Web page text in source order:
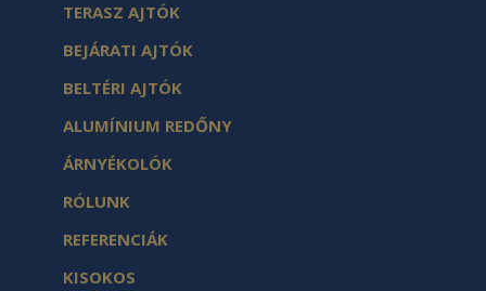
TERASZ AJTÓK
BEJÁRATI AJTÓK
BELTÉRI AJTÓK
ALUMÍNIUM REDŐNY
ÁRNYÉKOLÓK
RÓLUNK
REFERENCIÁK
KISOKOS